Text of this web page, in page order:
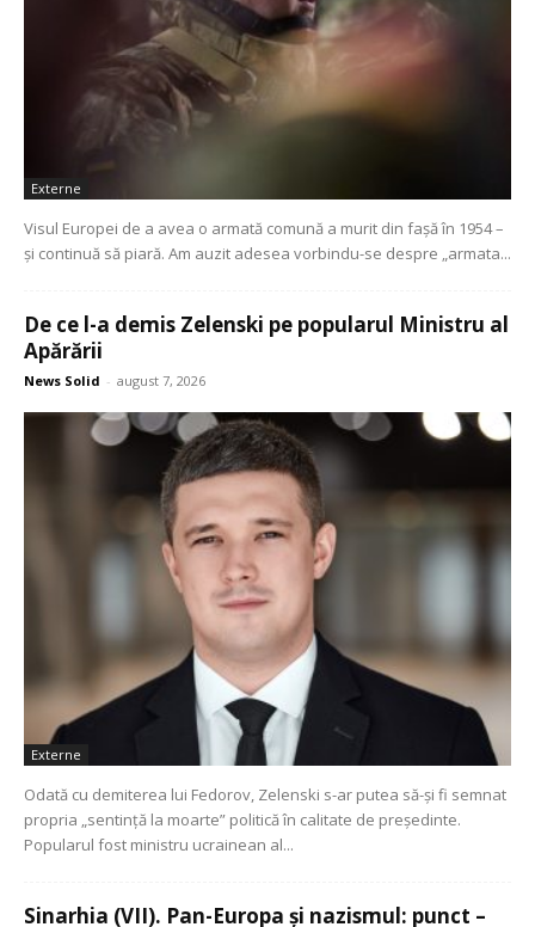
Externe
Visul Europei de a avea o armată comună a murit din fașă în 1954 –
și continuă să piară. Am auzit adesea vorbindu-se despre „armata...
De ce l-a demis Zelenski pe popularul Ministru al
Apărării
News Solid - august 7, 2026
Externe
Odată cu demiterea lui Fedorov, Zelenski s-ar putea să-și fi semnat
propria „sentință la moarte” politică în calitate de președinte.
Popularul fost ministru ucrainean al...
Sinarhia (VII). Pan-Europa și nazismul: punct –